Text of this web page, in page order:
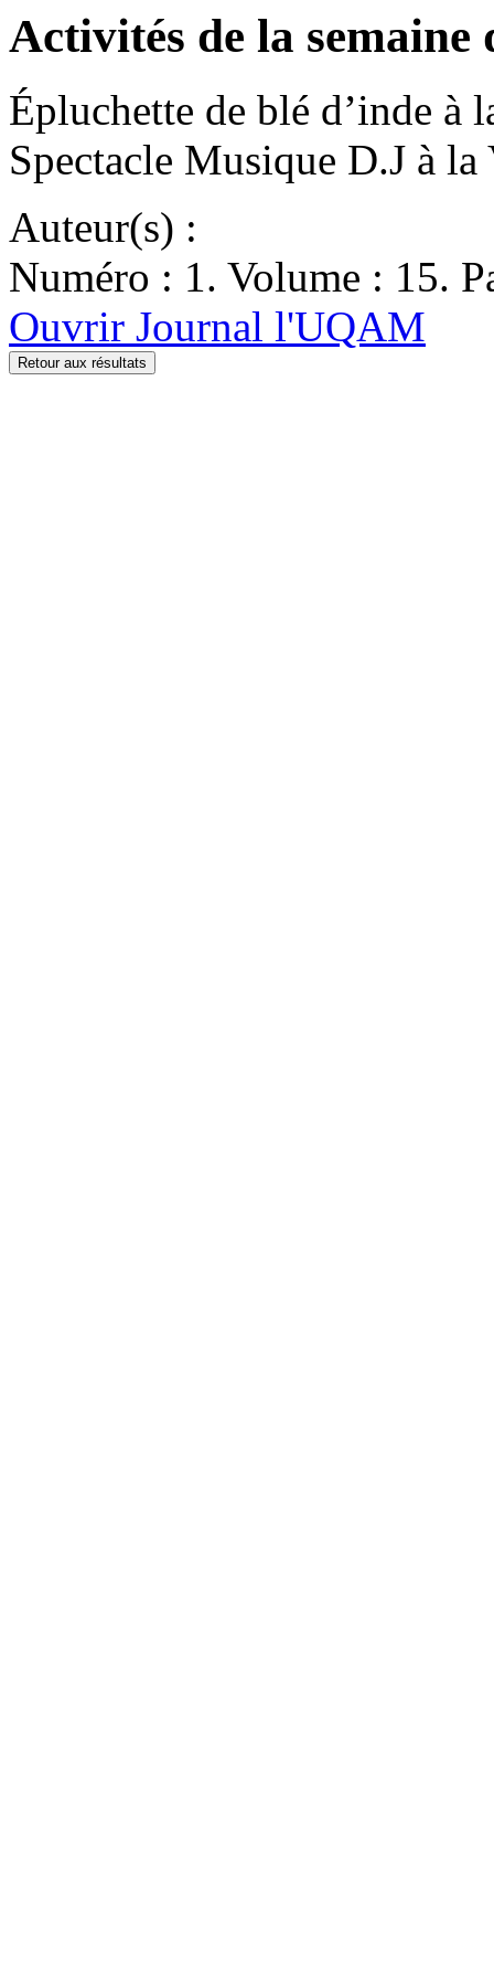
Activités de la semaine
Épluchette de blé d’inde à
Spectacle Musique D.J à
Auteur(s) :
Numéro : 1. Volume : 15.
Ouvrir Journal l'UQAM
Retour aux résultats